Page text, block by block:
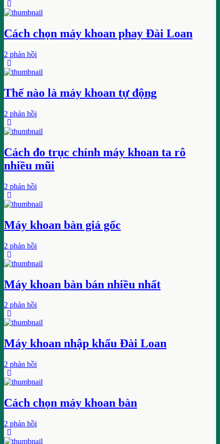
Cách chọn máy khoan phay Đài Loan
2 phản hồi
Thế nào là máy khoan tự động
2 phản hồi
Cách đo trục chính máy khoan ta rô
nhiều mũi
2 phản hồi
Máy khoan bàn giá gốc
2 phản hồi
Máy khoan bàn bán nhiều nhất
2 phản hồi
Máy khoan nhập khẩu Đài Loan
2 phản hồi
Cách chọn máy khoan bàn
2 phản hồi